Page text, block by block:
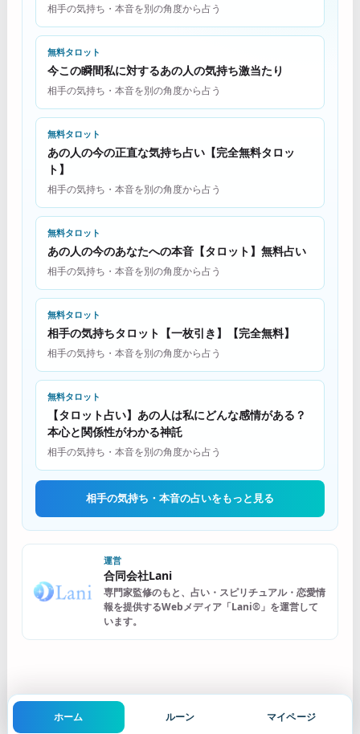
相手の気持ち・本音を別の角度から占う
無料タロット
今この瞬間私に対するあの人の気持ち激当たり
相手の気持ち・本音を別の角度から占う
無料タロット
あの人の今の正直な気持ち占い【完全無料タロッ
ト】
相手の気持ち・本音を別の角度から占う
無料タロット
あの人の今のあなたへの本音【タロット】無料占い
相手の気持ち・本音を別の角度から占う
無料タロット
相手の気持ちタロット【一枚引き】【完全無料】
相手の気持ち・本音を別の角度から占う
無料タロット
【タロット占い】あの人は私にどんな感情がある？
本心と関係性がわかる神託
相手の気持ち・本音を別の角度から占う
相手の気持ち・本音の占いをもっと見る
運営
合同会社Lani
専門家監修のもと、占い・スピリチュアル・恋愛情
報を提供するWebメディア「Lani®」を運営して
います。
ホーム ルーン マイページ